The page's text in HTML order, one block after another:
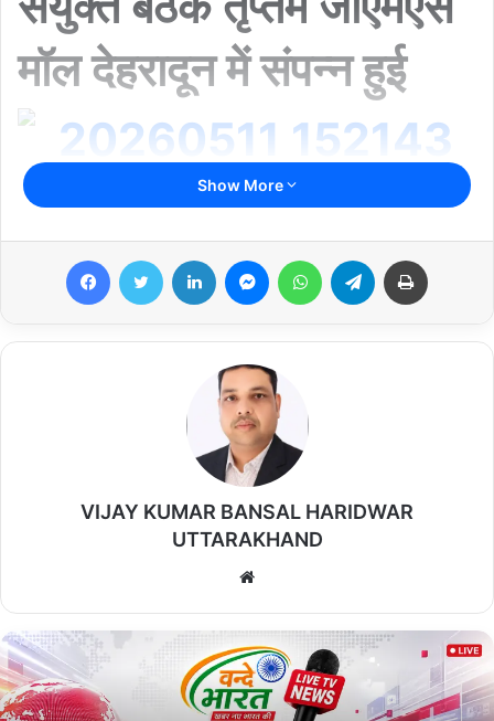
मॉल देहरादून में संपन्न हुई
जिसमें आगामी 5 जुलाई
2026 को होने वाले निशुल्क
वैवाहिक परिचय सम्मेलन पर
विचार विमर्श कर निम्न निर्णय
लिए गए।
प्रदेश अध्यक्ष विनय गोयल एवं महानगर अध्यक्ष विनोद गोयल ने संयुक्त रूप से
बैठक को संबोधित करते हुए कहा कि इस वर्ष संस्था द्वारा नवा वैवाहिक परिचय
सम्मेलन आयोजित किया जा रहा है जो इस वर्ष निशुल्क रहेगा फार्म अथवा आवेदन
Show More
VIJAY KUMAR BANSAL HARIDWAR
UTTARAKHAND
te